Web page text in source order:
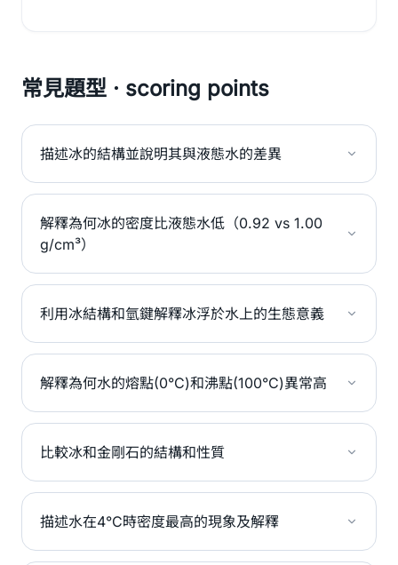
常見題型 · scoring points
描述冰的結構並說明其與液態水的差異
解釋為何冰的密度比液態水低（0.92 vs 1.00
g/cm³）
利用冰結構和氫鍵解釋冰浮於水上的生態意義
解釋為何水的熔點(0°C)和沸點(100°C)異常高
比較冰和金剛石的結構和性質
描述水在4°C時密度最高的現象及解釋